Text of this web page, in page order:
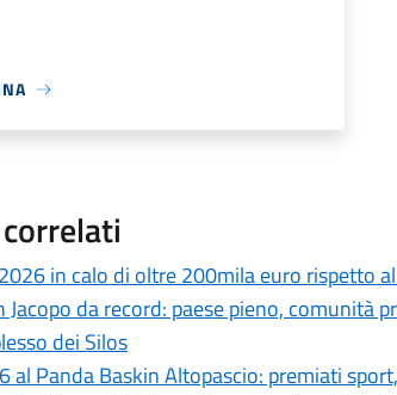
in calo di oltre 200mila euro rispetto
Jacopo da record: paese pieno, comunità
dei Silos
al Panda Baskin Altopascio: premiati